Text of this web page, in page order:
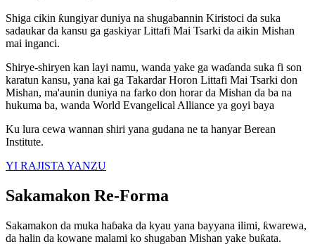
Shiga cikin ƙungiyar duniya na shugabannin Kiristoci da suka
sadaukar da kansu ga gaskiyar Littafi Mai Tsarki da aikin Mishan
mai inganci.
Shirye-shiryen kan layi namu, wanda yake ga waɗanda suka fi son
karatun kansu, yana kai ga Takardar Horon Littafi Mai Tsarki don
Mishan, ma'aunin duniya na farko don horar da Mishan da ba na
hukuma ba, wanda World Evangelical Alliance ya goyi baya
Ku lura cewa wannan shiri yana gudana ne ta hanyar Berean
Institute.
YI RAJISTA YANZU
Sakamakon Re-Forma
Sakamakon da muka haɓaka da kyau yana bayyana ilimi, ƙwarewa,
da halin da kowane malami ko shugaban Mishan yake buƙata.